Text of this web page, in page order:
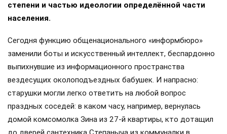
степени и частью идеологии определённой части
населения.
Сегодня функцию общенационального «информбюро»
заменили боты и искусственный интеллект, беспардонно
выпихнувшие из информационного пространства
вездесущих околоподъездных бабушек. И напрасно:
старушки могли легко ответить на любой вопрос
праздных соседей: в каком часу, например, вернулась
домой комсомолка Зина из 27-й квартиры, кто дотащил